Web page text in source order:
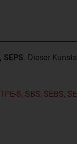
SEPS . Dieser
TPE-S, SBS, SEBS,